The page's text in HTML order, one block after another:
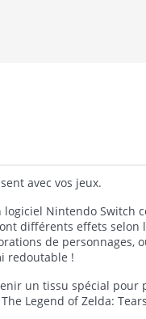
avec vos jeux.
Nintendo Switch
différents effets selon
de personnages,
redoutable !
un tissu spécial pour
Legend of Zelda: